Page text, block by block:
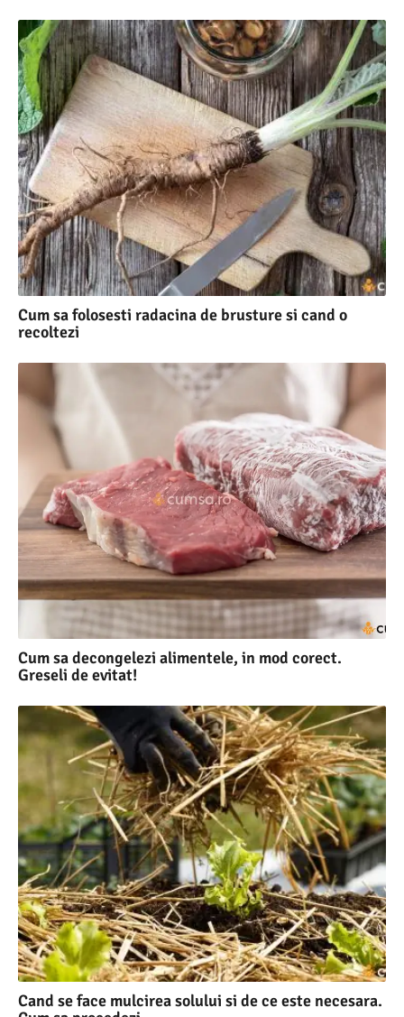
Cum sa folosesti radacina de brusture si cand o
recoltezi
Cum sa decongelezi alimentele, in mod corect.
Greseli de evitat!
Cand se face mulcirea solului si de ce este necesara.